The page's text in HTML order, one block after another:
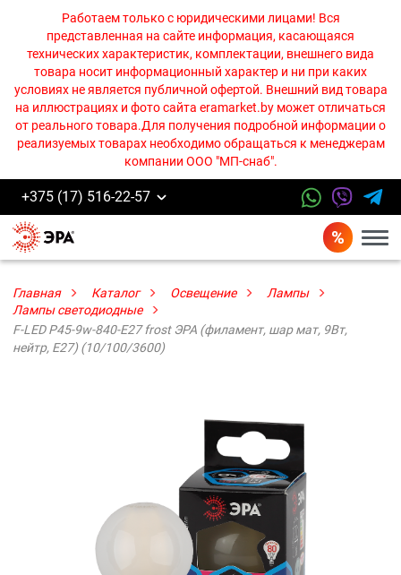
Работаем только с юридическими лицами! Вся
представленная на сайте информация, касающаяся
технических характеристик, комплектации, внешнего вида
товара носит информационный характер и ни при каких
условиях не является публичной офертой. Внешний вид товара
на иллюстрациях и фото сайта eramarket.by может отличаться
от реального товара.Для получения подробной информации о
реализуемых товарах необходимо обращаться к менеджерам
компании ООО "МП-снаб".
+375 (17) 516-22-57
Главная Каталог Освещение
Лампы
Лампы cветодиодные
F-LED P45-9w-840-E27 frost ЭРА (филамент, шар мат, 9Вт,
нейтр, E27) (10/100/3600)